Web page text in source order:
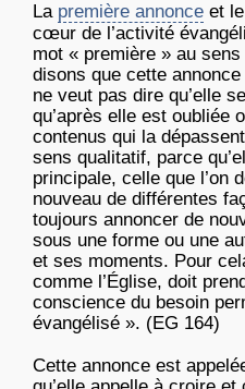
La première annonce et le
cœur de l’activité
mot « première » au
disons que cette
ne veut pas dire qu’elle
qu’après elle est oubliée
contenus qui la
sens qualitatif, parce
principale, celle que l’on
nouveau de différentes
toujours annoncer de
sous une forme ou une
et ses moments. Pour
comme l’Église, doit
conscience du besoin
évangélisé ». (EG 164)
Cette annonce est